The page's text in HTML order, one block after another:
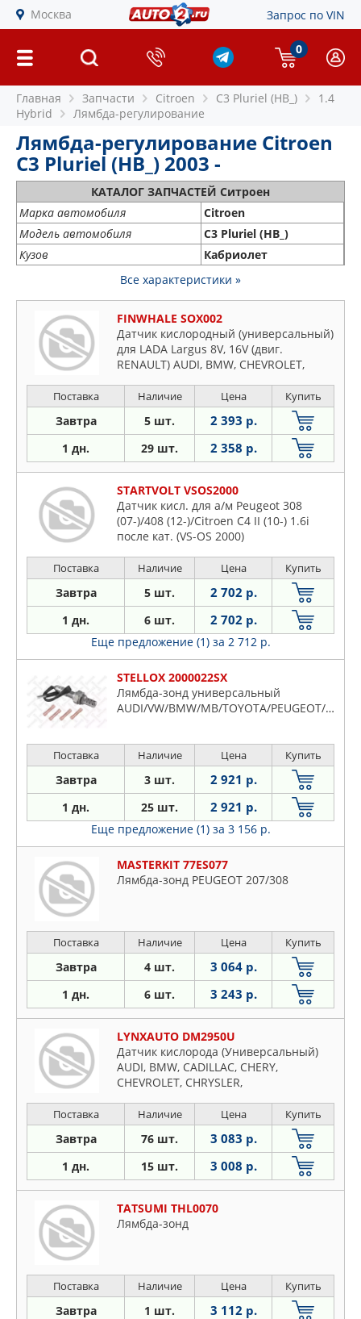
Москва Запрос по VIN
0
Главная Запчасти Citroen C3 Pluriel (HB_)
1.4
Hybrid
Лямбда-регулирование
Лямбда-регулирование Citroen
C3 Pluriel (HB_) 2003 -
КАТАЛОГ ЗАПЧАСТЕЙ Ситроен
Марка автомобиля
Citroen
Модель автомобиля
C3 Pluriel (HB_)
Кузов
Кабриолет
Все характеристики »
FINWHALE SOX002
Датчик кислородный (универсальный)
для LADA Largus 8V, 16V (двиг.
RENAULT) AUDI, BMW, CHEVROLET,
Поставка Наличие Цена Купить
Завтра 5 шт. 2 393 р.
1 дн. 29 шт. 2 358 р.
STARTVOLT VSOS2000
Датчик кисл. для а/м Peugeot 308
(07-)/408 (12-)/Citroen C4 II (10-) 1.6i
после кат. (VS-OS 2000)
Поставка Наличие Цена Купить
Завтра 5 шт. 2 702 р.
1 дн. 6 шт. 2 702 р.
Еще предложение (1) за 2 712 р.
STELLOX 2000022SX
Лямбда-зонд универсальный
AUDI/VW/BMW/MB/TOYOTA/PEUGEOT/OPEL/FORD/MAZDA
Поставка Наличие Цена Купить
Завтра 3 шт. 2 921 р.
1 дн. 25 шт. 2 921 р.
Еще предложение (1) за 3 156 р.
MASTERKIT 77ES077
Лямбда-зонд PEUGEOT 207/308
Поставка Наличие Цена Купить
Завтра 4 шт. 3 064 р.
1 дн. 6 шт. 3 243 р.
LYNXAUTO DM2950U
Датчик кислорода (Универсальный)
AUDI, BMW, CADILLAC, CHERY,
CHEVROLET, CHRYSLER,
Поставка Наличие Цена Купить
Завтра 76 шт. 3 083 р.
1 дн. 15 шт. 3 008 р.
TATSUMI THL0070
Лямбда-зонд
Поставка Наличие Цена Купить
Завтра 1 шт. 3 112 р.